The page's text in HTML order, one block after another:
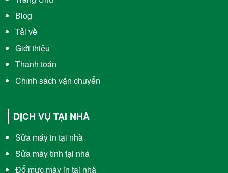
Blog
Tải về
Giới thiệu
Thanh toán
Chính sách vận chuyển
DỊCH VỤ TẠI NHÀ
Sửa máy in tại nhà
Sửa máy tính tại nhà
Đổ mực máy in tại nhà